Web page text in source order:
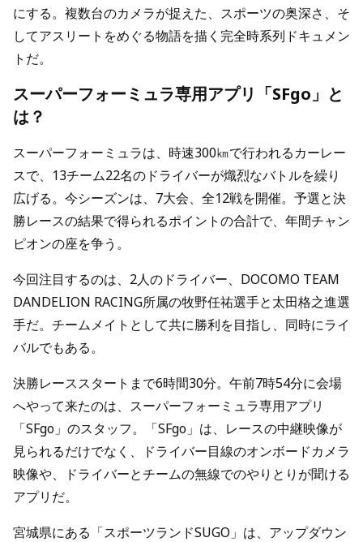
にする。複数台のカメラが捉えた、スポーツの奥深さ、そ
してアスリートをめぐる物語を描く完全時系列ドキュメン
トだ。
スーパーフォーミュラ専用アプリ「SFgo」と
は？
スーパーフォーミュラは、時速300㎞で行われるカーレー
スで、13チーム22名のドライバーが熾烈なバトルを繰り
広げる。今シーズンは、7大会、全12戦を開催。予選と決
勝レースの結果で得られるポイントの合計で、年間チャン
ピオンの座を争う。
今回注目するのは、2人のドライバー、DOCOMO TEAM
DANDELION RACING所属の牧野任祐選手と太田格之進選
手だ。チームメイトとして共に勝利を目指し、同時にライ
バルでもある。
決勝レーススタートまで6時間30分。午前7時54分に会場
へやって来たのは、スーパーフォーミュラ専用アプリ
「SFgo」のスタッフ。「SFgo」は、レースの中継映像が
見られるだけでなく、ドライバー目線のオンボードカメラ
映像や、ドライバーとチームの無線でのやりとりが聞ける
アプリだ。
宮城県にある「スポーツランドSUGO」は、アップダウン